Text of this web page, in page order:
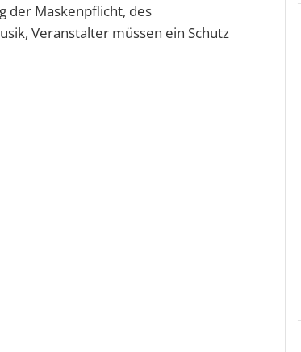
der Maskenpflicht, des
Veranstalter müssen ein Schutz